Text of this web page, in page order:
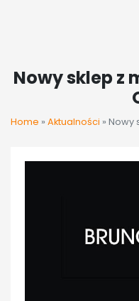
Nowy sklep z
Home » Aktualności » Nowy